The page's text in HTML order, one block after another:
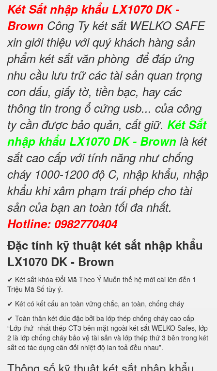
Két Sắt nhập khẩu LX1070 DK -
Brown Công Ty két sắt WELKO SAFE
xin giới thiệu với quý khách hàng sản
phẩm két sắt văn phòng để đáp ứng
nhu cầu lưu trữ các tài sản quan trọng
con dấu, giấy tờ, tiền bạc, hay các
thông tin trong ổ cứng usb... của công
ty cần được bảo quản, cất giữ. Két Sắt
nhập khẩu LX1070 DK - Brown là két
sắt cao cấp với tính năng như chống
cháy 1000-1200 độ C, nhập khẩu, nhập
khẩu khi xâm phạm trái phép cho tài
sản của bạn an toàn tối đa nhất.
Hotline: 0982770404
Đặc tính kỹ thuật két sắt nhập khẩu
LX1070 DK - Brown
✔ Két sắt khóa Đổi Mã Theo Ý Muốn thế hệ mới cài lên đến 1
Triệu Mã Số tùy ý.
✔ Két có kết cấu an toàn vững chắc, an toàn, chống cháy
✔ Toàn thân két đúc đặc bởi ba lớp thép chống cháy cao cấp
“Lớp thứ nhất thép CT3 bên mặt ngoài két sắt WELKO Safes, lớp
2 là lớp chống cháy bảo vệ tài sản và lớp thép thứ 3 bên trong két
sắt có tác dụng cân đối nhiệt độ lan toả đều nhau”.